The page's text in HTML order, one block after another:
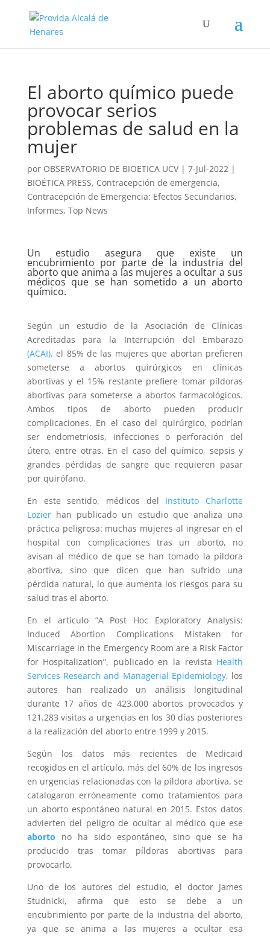
El aborto químico puede
provocar serios
problemas de salud en la
mujer
por OBSERVATORIO DE BIOETICA UCV| 7-Jul-2022|
BIOÉTICA PRESS, Contracepción de emergencia,
Contracepción de Emergencia: Efectos Secundarios,
Informes, Top News
Un estudio asegura que existe un
encubrimiento por parte de la industria del
aborto que anima a las mujeres a ocultar a sus
médicos que se han sometido a un aborto
químico.
Según un estudio de la Asociación de Clínicas
Acreditadas para la Interrupción del Embarazo
(ACAI), el 85% de las mujeres que abortan prefieren
someterse a abortos quirúrgicos en clínicas
abortivas y el 15% restante prefiere tomar píldoras
abortivas para someterse a abortos farmacológicos.
Ambos tipos de aborto pueden producir
complicaciones. En el caso del quirúrgico, podrían
ser endometriosis, infecciones o perforación del
útero, entre otras. En el caso del químico, sepsis y
grandes pérdidas de sangre que requieren pasar
por quirófano.
En este sentido, médicos del Instituto Charlotte
Lozierhan publicado un estudio que analiza una
práctica peligrosa: muchas mujeres al ingresar en el
hospital con complicaciones tras un aborto, no
avisan al médico de que se han tomado la píldora
abortiva, sino que dicen que han sufrido una
pérdida natural, lo que aumenta los riesgos para su
salud tras el aborto.
En el artículo “A Post Hoc Exploratory Analysis:
Induced Abortion Complications Mistaken for
Miscarriage in the Emergency Room are a Risk Factor
for Hospitalization”, publicado en la revista Health
Services Research and Managerial Epidemiology, los
autores han realizado un análisis longitudinal
durante 17 años de 423.000 abortos provocados y
121.283 visitas a urgencias en los 30 días posteriores
a la realización del aborto entre 1999 y 2015.
Según los datos más recientes de Medicaid
recogidos en el artículo, más del 60% de los ingresos
en urgencias relacionadas con la píldora abortiva, se
catalogaron erróneamente como tratamientos para
un aborto espontáneo natural en 2015. Estos datos
advierten del peligro de ocultar al médico que ese
aborto
no ha sido espontáneo, sino que se ha
producido tras tomar píldoras abortivas para
provocarlo.
Uno de los autores del estudio, el doctor James
Studnicki, afirma que esto se debe a un
encubrimiento por parte de la industria del aborto,
ya que se anima a las mujeres a ocultar esa